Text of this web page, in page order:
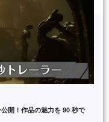
開！作品の魅力を 90 秒で